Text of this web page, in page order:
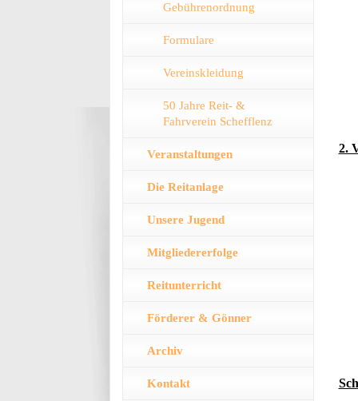
Gebührenordnung
Formulare
Vereinskleidung
50 Jahre Reit- &
Fahrverein Schefflenz
Veranstaltungen
Die Reitanlage
Unsere Jugend
Mitgliedererfolge
Reitunterricht
Förderer & Gönner
Archiv
Kontakt
2.